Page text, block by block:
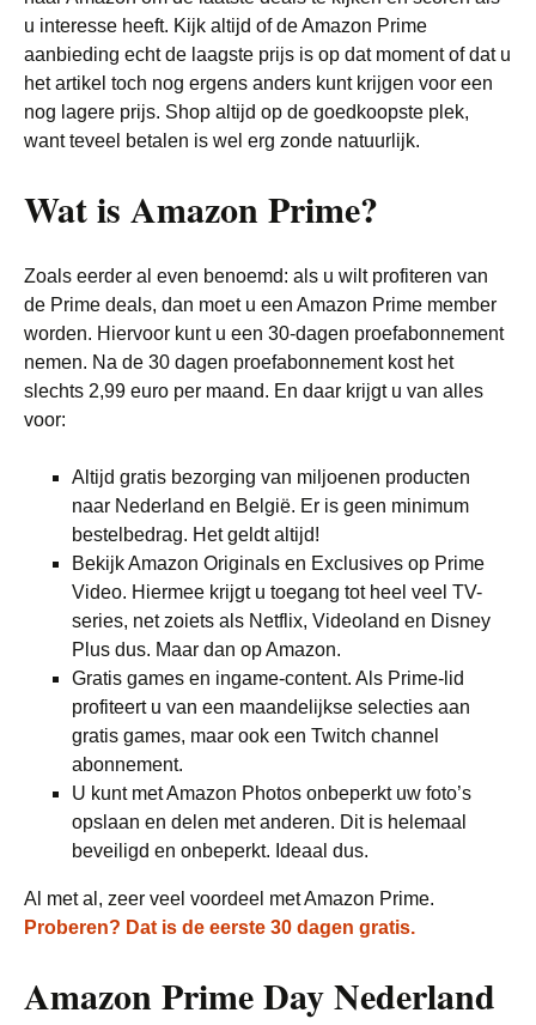
u interesse heeft. Kijk altijd of de Amazon Prime
aanbieding echt de laagste prijs is op dat moment of dat u
het artikel toch nog ergens anders kunt krijgen voor een
nog lagere prijs. Shop altijd op de goedkoopste plek,
want teveel betalen is wel erg zonde natuurlijk.
Wat is Amazon Prime?
Zoals eerder al even benoemd: als u wilt profiteren van
de Prime deals, dan moet u een Amazon Prime member
worden. Hiervoor kunt u een 30-dagen proefabonnement
nemen. Na de 30 dagen proefabonnement kost het
slechts 2,99 euro per maand. En daar krijgt u van alles
voor:
Altijd gratis bezorging van miljoenen producten
naar Nederland en België. Er is geen minimum
bestelbedrag. Het geldt altijd!
Bekijk Amazon Originals en Exclusives op Prime
Video. Hiermee krijgt u toegang tot heel veel TV-
series, net zoiets als Netflix, Videoland en Disney
Plus dus. Maar dan op Amazon.
Gratis games en ingame-content. Als Prime-lid
profiteert u van een maandelijkse selecties aan
gratis games, maar ook een Twitch channel
abonnement.
U kunt met Amazon Photos onbeperkt uw foto’s
opslaan en delen met anderen. Dit is helemaal
beveiligd en onbeperkt. Ideaal dus.
Al met al, zeer veel voordeel met Amazon Prime.
Proberen? Dat is de eerste 30 dagen gratis.
Amazon Prime Day Nederland